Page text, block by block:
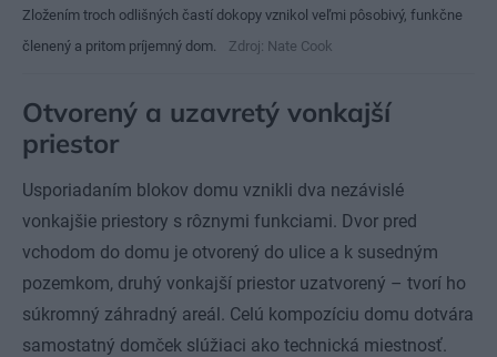
Zložením troch odlišných častí dokopy vznikol veľmi pôsobivý, funkčne
členený a pritom príjemný dom.
Zdroj: Nate Cook
Otvorený a uzavretý vonkajší
priestor
Usporiadaním blokov domu vznikli dva nezávislé
vonkajšie priestory s rôznymi funkciami. Dvor pred
vchodom do domu je otvorený do ulice a k susedným
pozemkom, druhý vonkajší priestor uzatvorený – tvorí ho
súkromný záhradný areál. Celú kompozíciu domu dotvára
samostatný domček slúžiaci ako technická miestnosť.